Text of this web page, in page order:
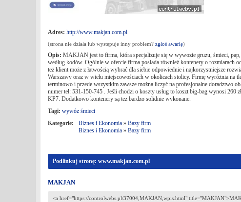
Adres: http://www.makjan.com.pl
(strona nie działa lub występuje inny problem? zgłoś awarię)
Opis: MAKJAN jest to firma, która specjalizuje się w wywozie gruzu, śmieci,
według kodów. Ogólnie w ofercie firma posiada również kontenery o rozmiarach
też klient może z łatwością wybrać dla siebie odpowiednie i najkorzystniejsze
Warszawy oraz w wielu miejscowościach w okolicach stolicy. Firmę wyróżnia na
terminowo i przede wszystkim zawsze można liczyć na profesjonalne doradztwo
numer tel: 531-150-745 . Jeśli chodzi o koszty usług to koszt big-bag wynosi 260
KP7. Dodatkowo kontenery są też bardzo solidnie wykonane.
Tagi: wywóz śmieci
Kategorie:
Biznes i Ekonomia » Bazy firm
Biznes i Ekonomia » Bazy firm
Podlinkuj stronę: www.makjan.com.pl
MAKJAN